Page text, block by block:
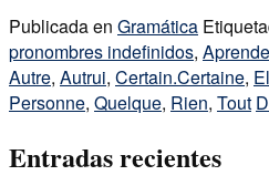
Publicada en Gramática
pronombres indefinidos,
Autre, Autrui, Certain.Certaine,
Personne, Quelque, Rien, Tout
Entradas recientes